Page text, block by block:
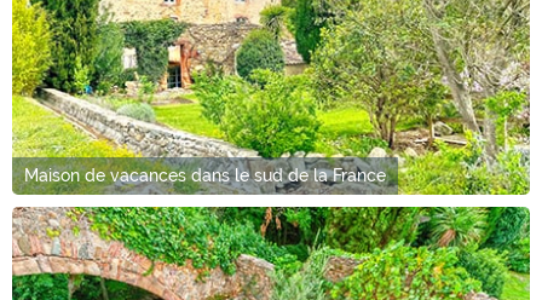
Maison de vacances dans le sud de la France